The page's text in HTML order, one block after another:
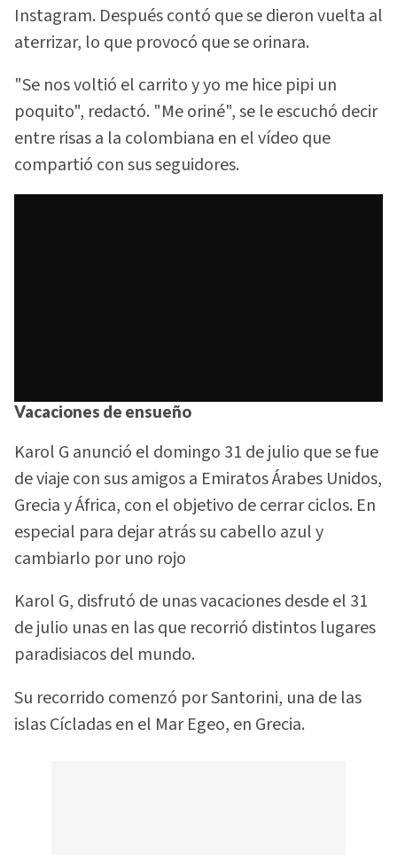
Instagram. Después contó que se dieron vuelta al
aterrizar, lo que provocó que se orinara.
"Se nos voltió el carrito y yo me hice pipi un
poquito", redactó. "Me oriné", se le escuchó decir
entre risas a la colombiana en el vídeo que
compartió con sus seguidores.
Vacaciones de ensueño
Karol G anunció el domingo 31 de julio que se fue
de viaje con sus amigos a Emiratos Árabes Unidos,
Grecia y África, con el objetivo de cerrar ciclos. En
especial para dejar atrás su cabello azul y
cambiarlo por uno rojo
Karol G, disfrutó de unas vacaciones desde el 31
de julio unas en las que recorrió distintos lugares
paradisiacos del mundo.
Su recorrido comenzó por Santorini, una de las
islas Cícladas en el Mar Egeo, en Grecia.